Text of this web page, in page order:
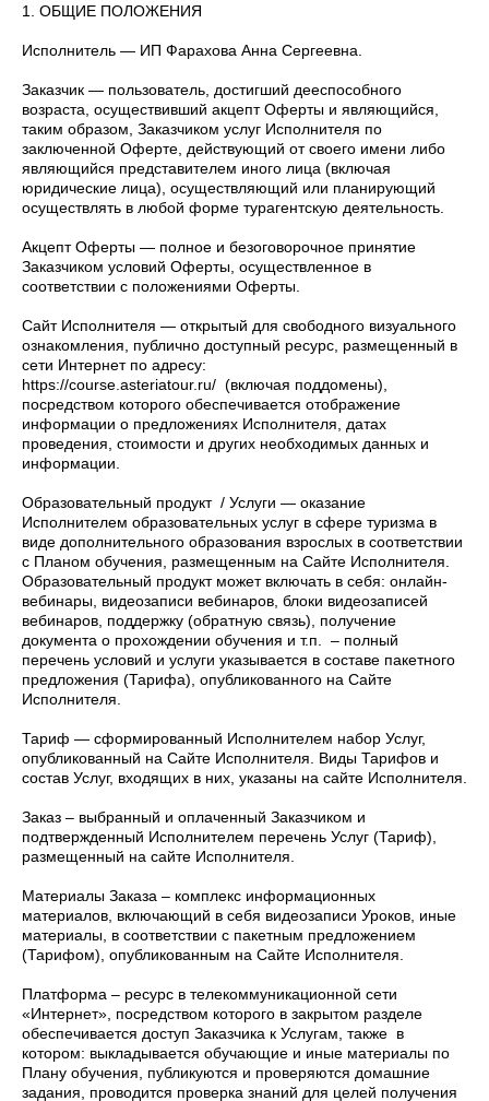
1. ОБЩИЕ ПОЛОЖЕНИЯ
Исполнитель — ИП Фарахова Анна Сергеевна.
Заказчик — пользователь, достигший дееспособного
возраста, осуществивший акцепт Оферты и являющийся,
таким образом, Заказчиком услуг Исполнителя по
заключенной Оферте, действующий от своего имени либо
являющийся представителем иного лица (включая
юридические лица), осуществляющий или планирующий
осуществлять в любой форме турагентскую деятельность.
Акцепт Оферты — полное и безоговорочное принятие
Заказчиком условий Оферты, осуществленное в
соответствии с положениями Оферты.
Сайт Исполнителя — открытый для свободного визуального
ознакомления, публично доступный ресурс, размещенный в
сети Интернет по адресу:
https://course.asteriatour.ru/ (включая поддомены),
посредством которого обеспечивается отображение
информации о предложениях Исполнителя, датах
проведения, стоимости и других необходимых данных и
информации.
Образовательный продукт / Услуги — оказание
Исполнителем образовательных услуг в сфере туризма в
виде дополнительного образования взрослых в соответствии
с Планом обучения, размещенным на Сайте Исполнителя.
Образовательный продукт может включать в себя: онлайн-
вебинары, видеозаписи вебинаров, блоки видеозаписей
вебинаров, поддержку (обратную связь), получение
документа о прохождении обучения и т.п. – полный
перечень условий и услуги указывается в составе пакетного
предложения (Тарифа), опубликованного на Сайте
Исполнителя.
Тариф — сформированный Исполнителем набор Услуг,
опубликованный на Сайте Исполнителя. Виды Тарифов и
состав Услуг, входящих в них, указаны на сайте Исполнителя.
Заказ – выбранный и оплаченный Заказчиком и
подтвержденный Исполнителем перечень Услуг (Тариф),
размещенный на сайте Исполнителя.
Материалы Заказа – комплекс информационных
материалов, включающий в себя видеозаписи Уроков, иные
материалы, в соответствии с пакетным предложением
(Тарифом), опубликованным на Сайте Исполнителя.
Платформа – ресурс в телекоммуникационной сети
«Интернет», посредством которого в закрытом разделе
обеспечивается доступ Заказчика к Услугам, также в
котором: выкладывается обучающие и иные материалы по
Плану обучения, публикуются и проверяются домашние
задания, проводится проверка знаний для целей получения